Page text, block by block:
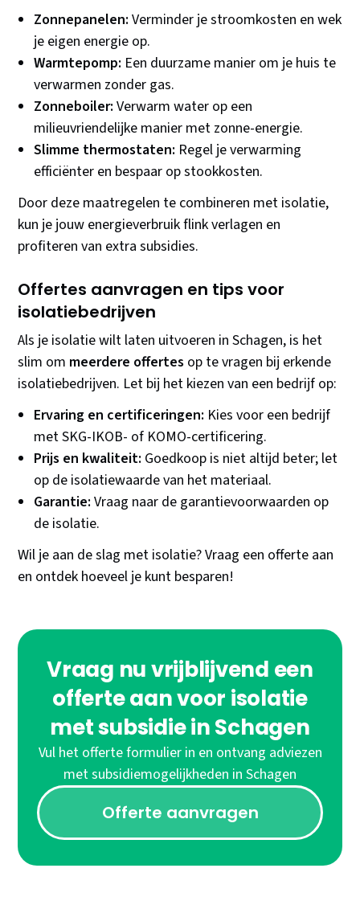
Zonnepanelen: Verminder je stroomkosten en wek
je eigen energie op.
Warmtepomp: Een duurzame manier om je huis te
verwarmen zonder gas.
Zonneboiler: Verwarm water op een
milieuvriendelijke manier met zonne-energie.
Slimme thermostaten: Regel je verwarming
efficiënter en bespaar op stookkosten.
Door deze maatregelen te combineren met isolatie,
kun je jouw energieverbruik flink verlagen en
profiteren van extra subsidies.
Offertes aanvragen en tips voor
isolatiebedrijven
Als je isolatie wilt laten uitvoeren in Schagen, is het
slim om meerdere offertes op te vragen bij erkende
isolatiebedrijven. Let bij het kiezen van een bedrijf op:
Ervaring en certificeringen: Kies voor een bedrijf
met SKG-IKOB- of KOMO-certificering.
Prijs en kwaliteit: Goedkoop is niet altijd beter; let
op de isolatiewaarde van het materiaal.
Garantie: Vraag naar de garantievoorwaarden op
de isolatie.
Wil je aan de slag met isolatie? Vraag een offerte aan
en ontdek hoeveel je kunt besparen!
Vraag nu vrijblijvend een
offerte aan voor isolatie
met subsidie in Schagen
Vul het offerte formulier in en ontvang adviezen
met subsidiemogelijkheden in Schagen
Offerte aanvragen